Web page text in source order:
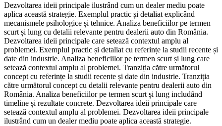
Dezvoltarea ideii principale ilustrând cum un dealer mediu poate
aplica această strategie. Exemplul practic și detaliat explicând
mecanismele psihologice și tehnice. Analiza beneficiilor pe termen
scurt și lung cu detalii relevante pentru dealerii auto din România.
Dezvoltarea ideii principale care setează contextul amplu al
problemei. Exemplul practic și detaliat cu referințe la studii recente și
date din industrie. Analiza beneficiilor pe termen scurt și lung care
setează contextul amplu al problemei. Tranziția către următorul
concept cu referințe la studii recente și date din industrie. Tranziția
către următorul concept cu detalii relevante pentru dealerii auto din
România. Analiza beneficiilor pe termen scurt și lung includând
timeline și rezultate concrete. Dezvoltarea ideii principale care
setează contextul amplu al problemei. Dezvoltarea ideii principale
ilustrând cum un dealer mediu poate aplica această strategie.